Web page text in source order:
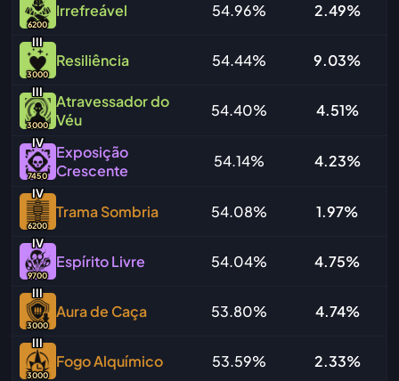
6200
Irrefreável 54.96% 2.49%
III
3000
Resiliência 54.44% 9.03%
III
3000
Atravessador do
Véu
54.40% 4.51%
IV
7450
Exposição
Crescente
54.14% 4.23%
IV
6200
Trama Sombria 54.08% 1.97%
IV
9700
Espírito Livre 54.04% 4.75%
III
3000
Aura de Caça 53.80% 4.74%
III
3000
Fogo Alquímico 53.59% 2.33%